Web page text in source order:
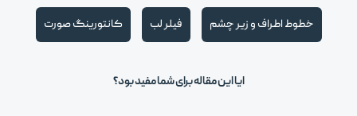
خطوط اطراف و زیر چشم فیلر لب کانتورینگ صورت
ایا این مقاله برای شما مفید بود؟